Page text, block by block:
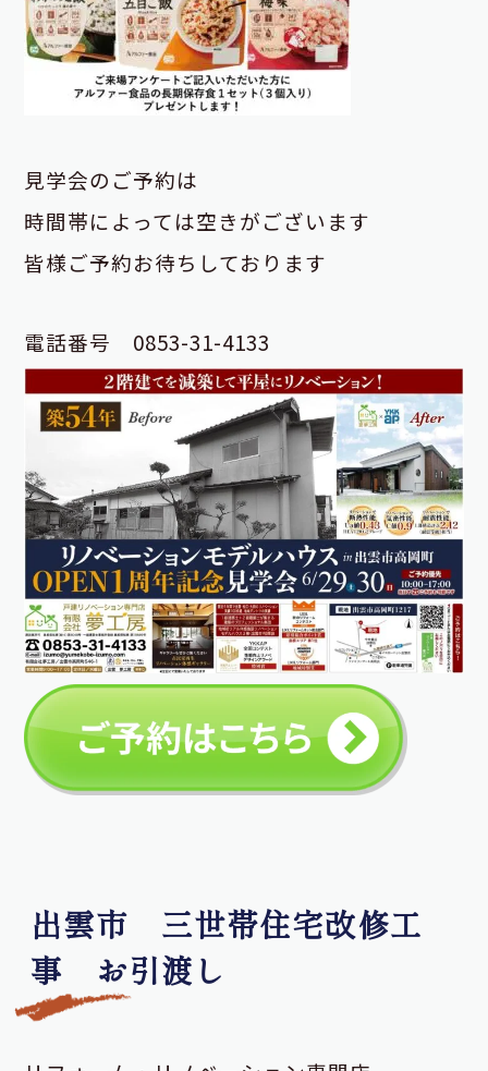
見学会のご予約は
時間帯によっては空きがございます
皆様ご予約お待ちしております
電話番号 0853-31-4133
出雲市 三世帯住宅改修工
事 お引渡し